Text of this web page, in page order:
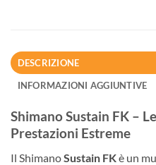
DESCRIZIONE
INFORMAZIONI AGGIUNTIVE
Shimano Sustain FK –
Prestazioni Estreme
Il ShimanoSustain FKè un